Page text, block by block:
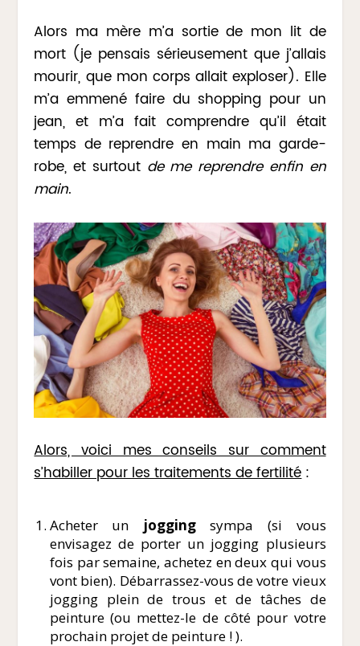
Alors ma mère m’a sortie de mon lit de
mort (je pensais sérieusement que j’allais
mourir, que mon corps allait exploser). Elle
m’a emmené faire du shopping pour un
jean, et m’a fait comprendre qu’il était
temps de reprendre en main ma garde-
robe, et surtout de me reprendre enfin en
main.
Alors, voici mes conseils sur comment
s’habiller pour les traitements de fertilité:
Acheter un joggingsympa (si vous
envisagez de porter un jogging plusieurs
fois par semaine, achetez en deux qui vous
vont bien). Débarrassez-vous de votre vieux
jogging plein de trous et de tâches de
peinture (ou mettez-le de côté pour votre
prochain projet de peinture ! ).